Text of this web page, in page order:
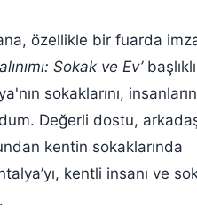
özellikle bir fuarda
Sokak ve Ev’başlıklı
sokaklarını,
Değerli dostu,
kentin sokaklarında
kentli insanı ve